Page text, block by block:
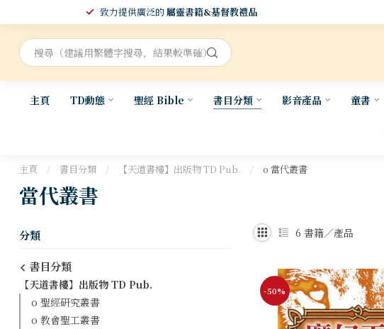
致力提供廣泛的屬靈書籍&基督教禮品
主頁 TD動態 聖經 Bible 書目分類 影音產品 童書
主頁 / 書目分類 / 【天道書樓】出版物 TD Pub. / o 當代叢書
當代叢書
分類
書目分類
【天道書樓】出版物 TD Pub.
o 聖經研究叢書
o 教會聖工叢書
6 書籍／產品
-50%